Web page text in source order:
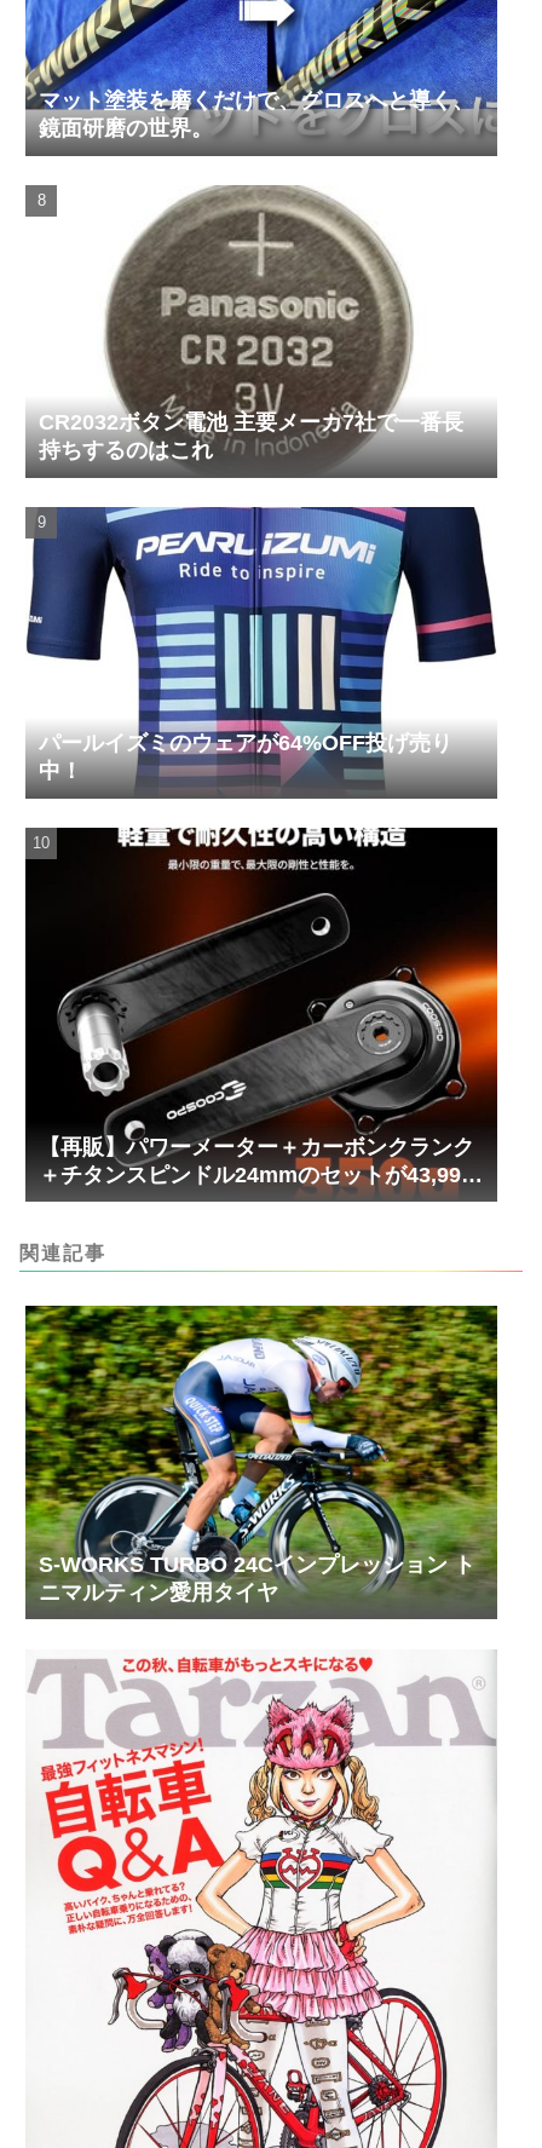
マット塗装を磨くだけで、グロスへと導く、
鏡面研磨の世界。
CR2032ボタン電池 主要メーカ7社で一番長
持ちするのはこれ
パールイズミのウェアが64%OFF投げ売り
中！
【再販】パワーメーター＋カーボンクランク
＋チタンスピンドル24mmのセットが43,999
円！
関連記事
S-WORKS TURBO 24Cインプレッション ト
ニマルティン愛用タイヤ